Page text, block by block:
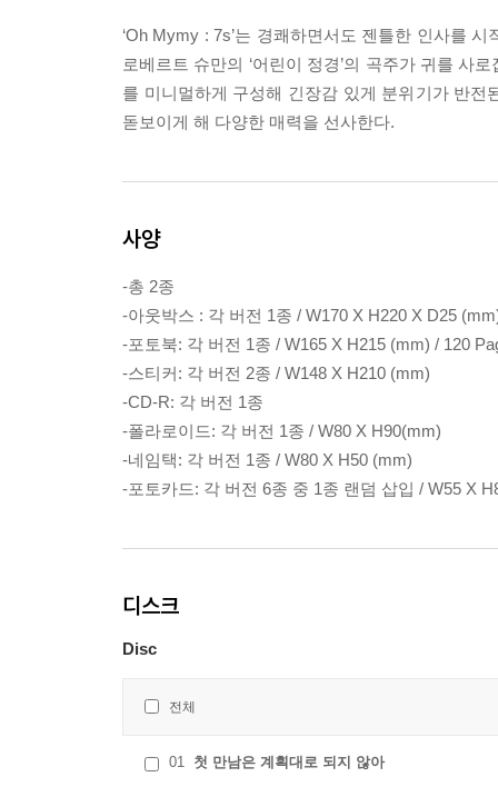
‘Oh Mymy : 7s’는 경쾌하면서도 젠틀한 인사를
로베르트 슈만의 ‘어린이 정경’의 곡주가 귀를 사
를 미니멀하게 구성해 긴장감 있게 분위기가 반전
돋보이게 해 다양한 매력을 선사한다.
사양
-총 2종
-아웃박스 : 각 버전 1종 / W170 X H220 X D25
-포토북: 각 버전 1종 / W165 X H215 (mm) / 120
-스티커: 각 버전 2종 / W148 X H210 (mm)
-CD-R: 각 버전 1종
-폴라로이드: 각 버전 1종 / W80 X H90(mm)
-네임택: 각 버전 1종 / W80 X H50 (mm)
-포토카드: 각 버전 6종 중 1종 랜덤 삽입 / W55 X
디스크
Disc
전체
01 첫 만남은 계획대로 되지 않아